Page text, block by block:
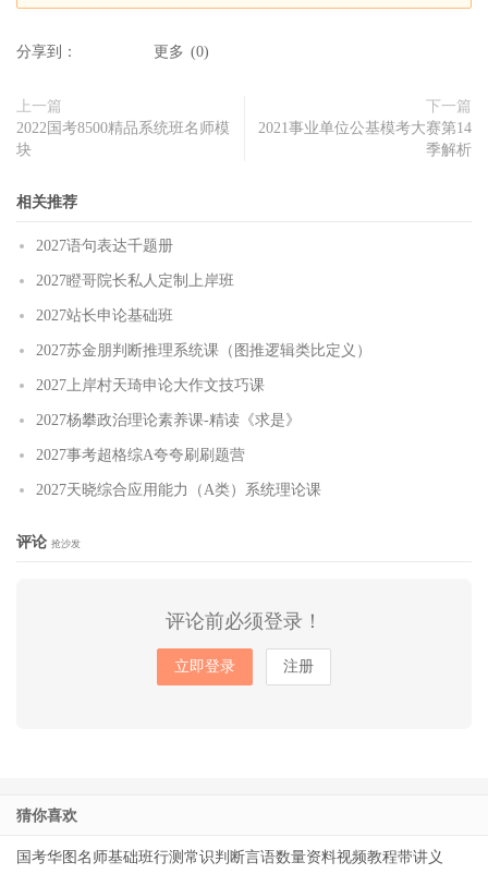
分享到： 更多 (0)
上一篇
2022国考8500精品系统班名师模
块
下一篇
2021事业单位公基模考大赛第14
季解析
相关推荐
2027语句表达千题册
2027瞪哥院长私人定制上岸班
2027站长申论基础班
2027苏金朋判断推理系统课（图推逻辑类比定义）
2027上岸村天琦申论大作文技巧课
2027杨攀政治理论素养课-精读《求是》
2027事考超格综A夸夸刷刷题营
2027天晓综合应用能力（A类）系统理论课
评论 抢沙发
评论前必须登录！
立即登录 注册
猜你喜欢
国考华图名师基础班行测常识判断言语数量资料视频教程带讲义